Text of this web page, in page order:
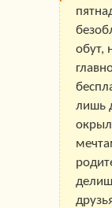
обут,
лишь